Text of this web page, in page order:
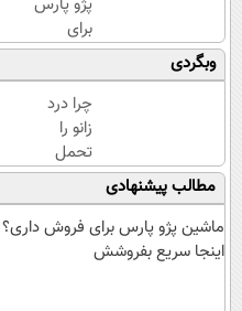
برای
فروش
داری؟
اینجا
سریع
بفروشش
وبگردی
چرا درد
زانو را
تحمل
می‌کنی؟
خیلی
ساده
مطالب پیشنهادی
ماشین پژو پارس برای فروش داری؟
اینجا سریع بفروشش